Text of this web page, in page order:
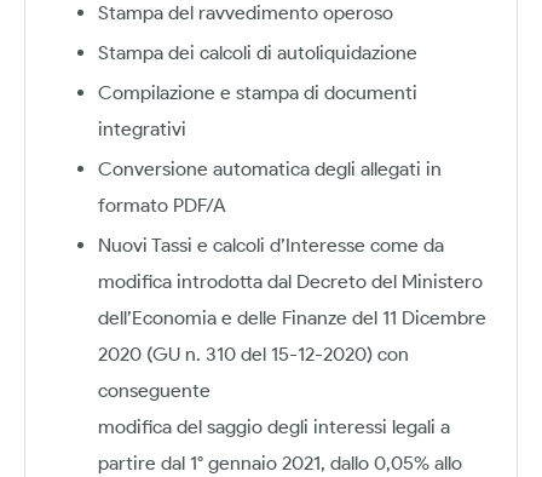
Stampa del ravvedimento operoso
Stampa dei calcoli di autoliquidazione
Compilazione e stampa di documenti
integrativi
Conversione automatica degli allegati in
formato PDF/A
Nuovi Tassi e calcoli d’Interesse come da
modifica introdotta dal Decreto del Ministero
dell’Economia e delle Finanze del 11 Dicembre
2020 (GU n. 310 del 15-12-2020) con
conseguente
modifica del saggio degli interessi legali a
partire dal 1° gennaio 2021, dallo 0,05% allo